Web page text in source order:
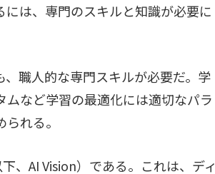
は、専門のスキルと知識が必要に
職人的な専門スキルが必要だ。学
など学習の最適化には適切なパラ
れる。
、AI Vision）である。これは、ディ